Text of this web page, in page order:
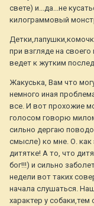
свете) и...да...не
килограммовый
при взгляде на
ведет к жутким
Жакуська, Вам что
немного иная
все. И вот прохожие
голосом говорю
сильно дергаю
смысле) ко мне. О. как
дитятке! А то, что
бог!!!) и сильно
недели вот таких
начала слушаться.
характер у